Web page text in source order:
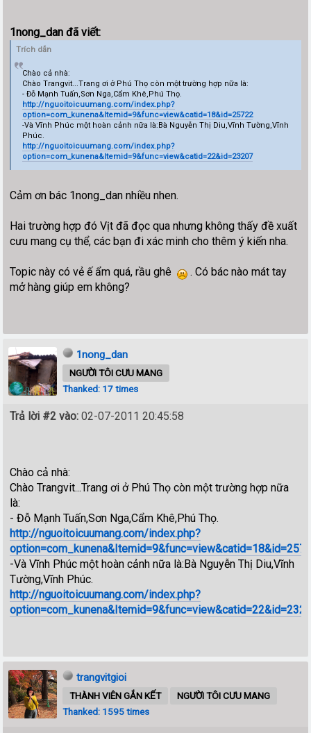
1nong_dan đã viết:
Trích dẫn
Chào cả nhà:
Chào Trangvit...Trang ơi ở Phú Thọ còn một trường hợp nữa là:
- Đỗ Mạnh Tuấn,Sơn Nga,Cẩm Khê,Phú Thọ.
http://nguoitoicuumang.com/index.php?
option=com_kunena&Itemid=9&func=view&catid=18&id=25722
-Và Vĩnh Phúc một hoàn cảnh nữa là:Bà Nguyễn Thị Diu,Vĩnh Tường,Vĩnh
Phúc.
http://nguoitoicuumang.com/index.php?
option=com_kunena&Itemid=9&func=view&catid=22&id=23207
Cảm ơn bác 1nong_dan nhiều nhen.
Hai trường hợp đó Vịt đã đọc qua nhưng không thấy đề xuất
cưu mang cụ thể, các bạn đi xác minh cho thêm ý kiến nha.
Topic này có vẻ ế ẩm quá, rầu ghê
. Có bác nào mát tay
mở hàng giúp em không?
1nong_dan
NGƯỜI TÔI CƯU MANG
Thanked: 17 times
Trả lời #2 vào: 02-07-2011 20:45:58
Chào cả nhà:
Chào Trangvit...Trang ơi ở Phú Thọ còn một trường hợp nữa
là:
- Đỗ Mạnh Tuấn,Sơn Nga,Cẩm Khê,Phú Thọ.
http://nguoitoicuumang.com/index.php?
-Và Vĩnh Phúc một hoàn cảnh nữa là:Bà Nguyễn Thị Diu,Vĩnh
Tường,Vĩnh Phúc.
http://nguoitoicuumang.com/index.php?
trangvitgioi
THÀNH VIÊN GẮN KẾT
NGƯỜI TÔI CƯU MANG
Thanked: 1595 times